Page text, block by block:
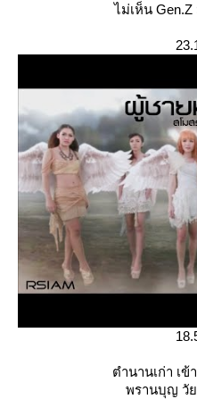
ไม่เห็น
ตำนานเก่า เข้
พรานบุญ วั